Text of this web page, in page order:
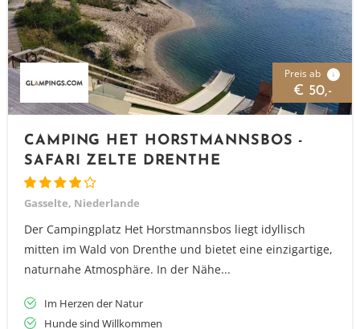
Preis ab i
€ 50,-
CAMPING HET HORSTMANNSBOS -
SAFARI ZELTE DRENTHE
Gasselte, Niederlande
Der Campingplatz Het Horstmannsbos liegt idyllisch
mitten im Wald von Drenthe und bietet eine einzigartige,
naturnahe Atmosphäre. In der Nähe...
Im Herzen der Natur
Hunde sind Willkommen